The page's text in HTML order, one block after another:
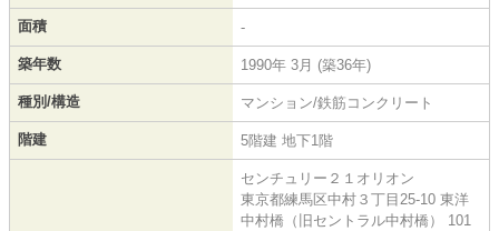
面積 -
築年数 1990年 3月 (築36年)
種別/構造 マンション/鉄筋コンクリート
階建 5階建 地下1階
センチュリー２１オリオン
東京都練馬区中村３丁目25-10 東洋
中村橋（旧セントラル中村橋） 101